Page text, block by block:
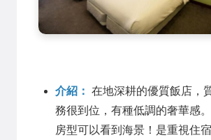
介紹： 在地深耕的優質飯店，
務很到位，有種低調的奢華感
房型可以看到海景！是重視住